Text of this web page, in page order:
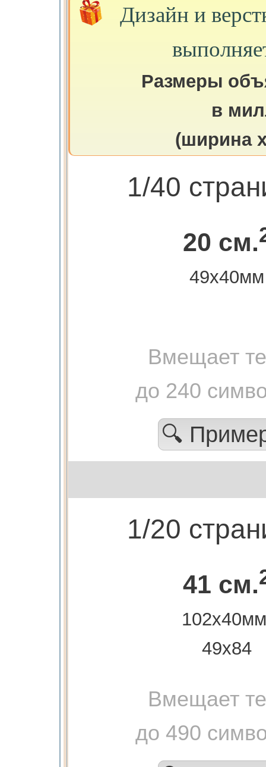
Дизайн и
Размеры
в
(ширина
1/40
20 см.
49х40мм
Вмещает
до 240
🔍
1/20
41 см.
49х84
Вмещает
до 490